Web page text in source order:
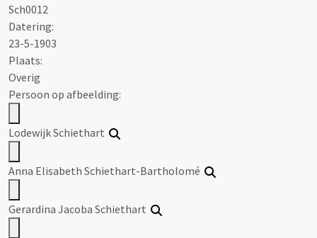
Sch0012
Datering:
23-5-1903
Plaats:
Overig
Persoon op afbeelding:
Lodewijk Schiethart
Anna Elisabeth Schiethart-Bartholomé
Gerardina Jacoba Schiethart